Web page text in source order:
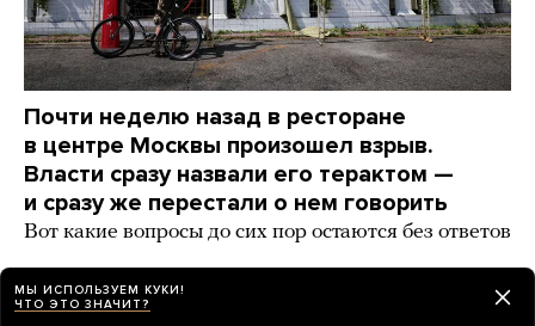
Почти неделю назад в ресторане
в центре Москвы произошел взрыв.
Власти сразу назвали его терактом —
и сразу же перестали о нем говорить
Вот какие вопросы до сих пор остаются без ответов
НОВОСТИ 2 дня назад
МЫ ИСПОЛЬЗУЕМ КУКИ!
ЧТО ЭТО ЗНАЧИТ?